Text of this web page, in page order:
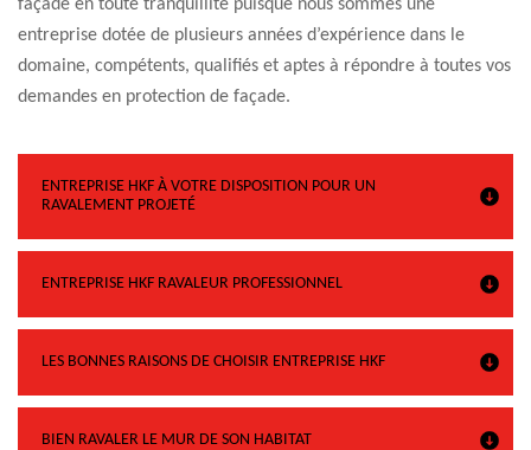
façade en toute tranquillité puisque nous sommes une
entreprise dotée de plusieurs années d’expérience dans le
domaine, compétents, qualifiés et aptes à répondre à toutes vos
demandes en protection de façade.
ENTREPRISE HKF À VOTRE DISPOSITION POUR UN
RAVALEMENT PROJETÉ
ENTREPRISE HKF RAVALEUR PROFESSIONNEL
LES BONNES RAISONS DE CHOISIR ENTREPRISE HKF
BIEN RAVALER LE MUR DE SON HABITAT